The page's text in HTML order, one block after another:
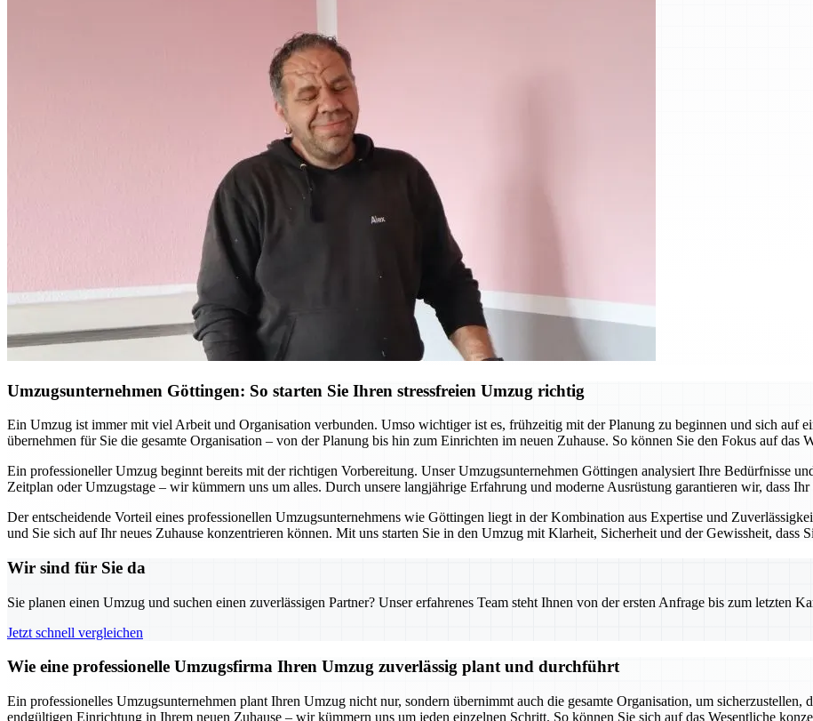
Umzugsunternehmen Göttingen: So starten Sie Ihren stressfreien Umzug richtig
Ein Umzug ist immer mit viel Arbeit und Organisation verbunden. Umso wichtiger ist es, frühzeitig mit der Planung zu beginnen und sich auf
übernehmen für Sie die gesamte Organisation – von der Planung bis hin zum Einrichten im neuen Zuhause. So können Sie den Fokus auf das
Ein professioneller Umzug beginnt bereits mit der richtigen Vorbereitung. Unser Umzugsunternehmen Göttingen analysiert Ihre Bedürfnisse
Zeitplan oder Umzugstage – wir kümmern uns um alles. Durch unsere langjährige Erfahrung und moderne Ausrüstung garantieren wir, dass
Der entscheidende Vorteil eines professionellen Umzugsunternehmens wie Göttingen liegt in der Kombination aus Expertise und
und Sie sich auf Ihr neues Zuhause konzentrieren können. Mit uns starten Sie in den Umzug mit Klarheit, Sicherheit und der Gewissheit, dass
Wir sind für Sie da
Sie planen einen Umzug und suchen einen zuverlässigen Partner? Unser erfahrenes Team steht Ihnen von der ersten Anfrage bis zum letzten
Jetzt schnell vergleichen
Wie eine professionelle Umzugsfirma Ihren Umzug zuverlässig plant und durchführt
Ein professionelles Umzugsunternehmen plant Ihren Umzug nicht nur, sondern übernimmt auch die gesamte Organisation, um sicherzustellen,
endgültigen Einrichtung in Ihrem neuen Zuhause – wir kümmern uns um jeden einzelnen Schritt. So können Sie sich auf das Wesentliche